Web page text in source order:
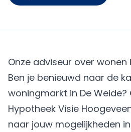
Onze adviseur over wonen
Ben je benieuwd naar de
woningmarkt in De Weide?
Hypotheek Visie
naar jouw mogelijkheden